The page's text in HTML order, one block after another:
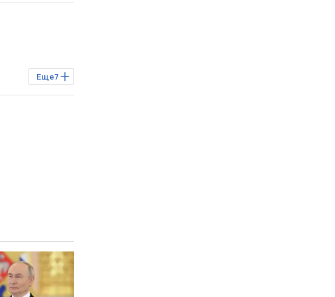
Еще7